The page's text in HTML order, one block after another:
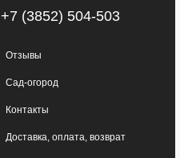
Отзывы
Сад-огород
Контакты
Доставка, оплата, возврат
+7 (3852) 504-503